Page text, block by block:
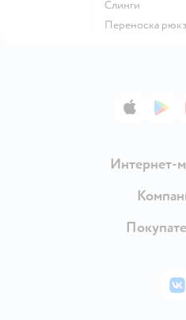
Слинги
Переноска
App Store
Интернет-
Доставка
Правила
Политика